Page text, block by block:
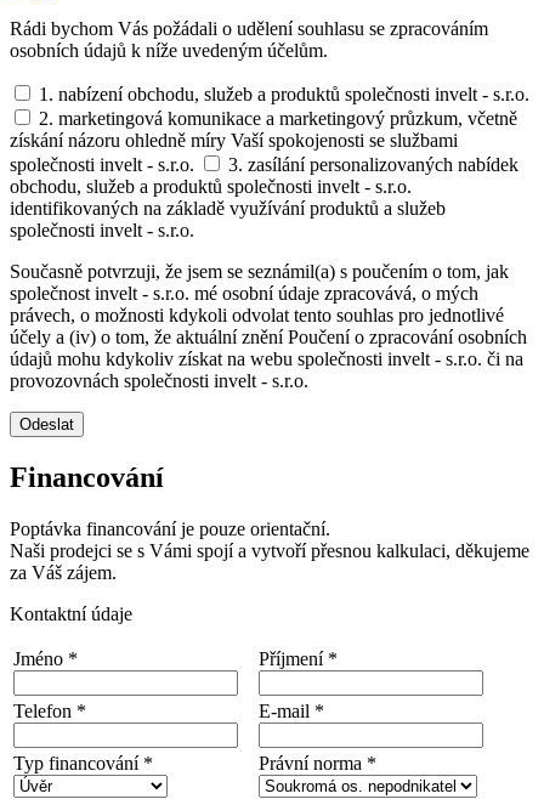
Rádi bychom Vás požádali o udělení souhlasu se zpracováním
osobních údajů k níže uvedeným účelům.
1. nabízení obchodu, služeb a produktů společnosti invelt - s.r.o.
2. marketingová komunikace a marketingový průzkum, včetně
získání názoru ohledně míry Vaší spokojenosti se službami
společnosti invelt - s.r.o.
3. zasílání personalizovaných nabídek
obchodu, služeb a produktů společnosti invelt - s.r.o.
identifikovaných na základě využívání produktů a služeb
společnosti invelt - s.r.o.
Současně potvrzuji, že jsem se seznámil(a) s poučením o tom, jak
společnost invelt - s.r.o. mé osobní údaje zpracovává, o mých
právech, o možnosti kdykoli odvolat tento souhlas pro jednotlivé
účely a (iv) o tom, že aktuální znění Poučení o zpracování osobních
údajů mohu kdykoliv získat na webu společnosti invelt - s.r.o. či na
provozovnách společnosti invelt - s.r.o.
Odeslat
Financování
Poptávka financování je pouze orientační.
Naši prodejci se s Vámi spojí a vytvoří přesnou kalkulaci, děkujeme
za Váš zájem.
Kontaktní údaje
Jméno * Příjmení *
Telefon * E-mail *
Typ financování * Právní norma *